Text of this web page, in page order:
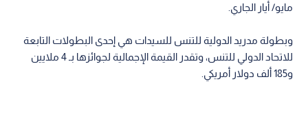
مايو/ أيار الجاري.
وبطولة مدريد الدولية للتنس للسيدات هي إحدى البطولات التابعة
للاتحاد الدولي للتنس، وتقدر القيمة الإجمالية لجوائزها بـ 4 ملايين
و185 ألف دولار أمريكي.